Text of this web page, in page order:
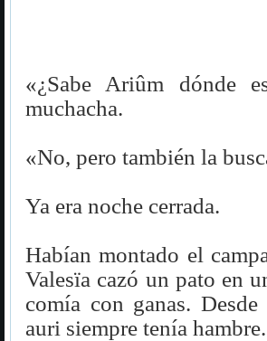
«¿Sabe Ariûm dónde
muchacha.
«No, pero también la
Ya era noche cerrada.
Habían montado el
Valesïa cazó un pato en
comía con ganas.
auri siempre tenía hambre.